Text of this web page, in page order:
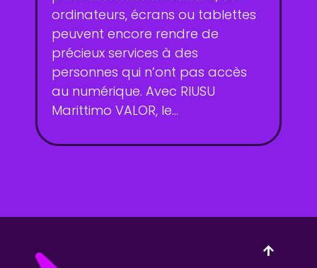
ordinateurs, écrans ou tablettes
peuvent encore rendre de
précieux services à des
personnes qui n’ont pas accès
au numérique. Avec RIUSU
Marittimo VALOR, le...